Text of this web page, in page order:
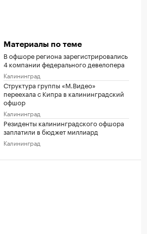
Материалы по теме
В офшоре региона зарегистрировались
4 компании федерального девелопера
Калининград
Структура группы «М.Видео»
переехала с Кипра в калининградский
офшор
Калининград
Резиденты калининградского офшора
заплатили в бюджет миллиард
Калининград